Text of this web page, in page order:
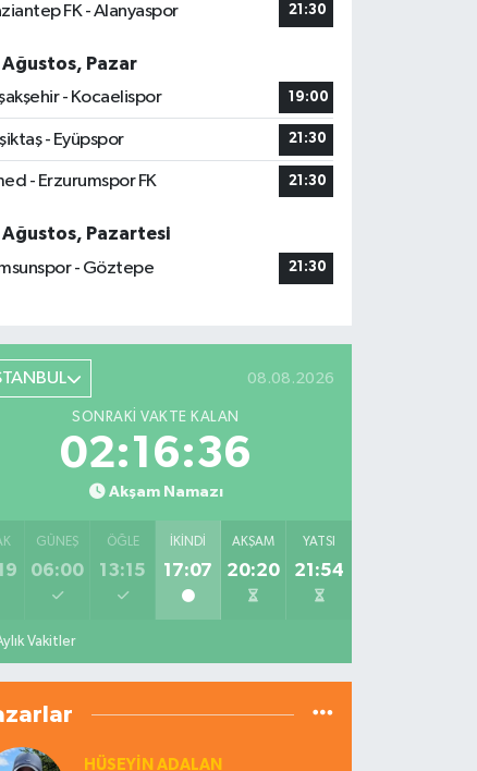
FK - Alanyaspor 21:30
Ağustos, Pazar
- Kocaelispor
19:00
- Eyüpspor 21:30
- Erzurumspor FK 21:30
Ağustos, Pazartesi
- Göztepe
21:30
08.08.2026
SONRAKI VAKTE KALAN
02:16:34
Akşam Namazı
GÜNEŞ
06:00
ÖĞLE
13:15
İKINDI
17:07
AKŞAM
20:20
YATSI
21:54
Vakitler
HÜSEYIN ADALAN